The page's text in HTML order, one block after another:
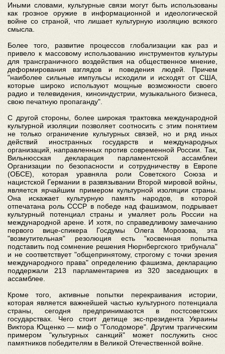
Иными словами, культурные связи могут быть использованы
как грозное оружие в информационной и идеологической
войне со страной, что лишает культурную изоляцию всякого
смысла.
Более того, развитие процессов глобализации как раз и
привело к массовому использованию инструментов культуры
для трансграничного воздействия на общественное мнение,
деформирования взглядов и поведения людей. Причем
"наиболее сильные импульсы исходили и исходят от США,
которые широко используют мощные возможности своего
радио и телевидения, киноиндустрии, музыкального бизнеса,
свою печатную пропаганду".
С другой стороны, более широкая трактовка международной
культурной изоляции позволяет соотносить с этим понятием
не только ограничение культурных связей, но и ряд иных
действий иностранных государств и международных
организаций, направленных против современной России. Так,
Вильнюсская декларация парламентской ассамблеи
Организации по безопасности и сотрудничеству в Европе
(ОБСЕ), которая уравняла роли Советского Союза и
нацистской Германии в развязывании Второй мировой войны,
является ярчайшим примером культурной изоляции страны.
Она искажает культурную память народов, в которой
отпечатана роль СССР в победе над фашизмом, подрывает
культурный потенциал страны и умаляет роль России на
международной арене. И хотя, по справедливому замечанию
первого вице-спикера Госдумы Олега Морозова, эта
"возмутительная" резолюция есть "косвенная попытка
подставить под сомнение решения Нюрнбергского трибунала"
и не соответствует "общепринятому, строгому с точки зрения
международного права" определению фашизма, декларацию
поддержали 213 парламентариев из 320 заседающих в
ассамблее.
Кроме того, активные попытки перекраивания истории,
которая является важнейшей частью культурного потенциала
страны, сегодня предпринимаются в постсоветских
государствах. Чего стоит детище экс-президента Украины
Виктора Ющенко — миф о "Голодоморе". Другим трагическим
примером "культурных санкций" может послужить снос
памятников победителям в Великой Отечественной войне.